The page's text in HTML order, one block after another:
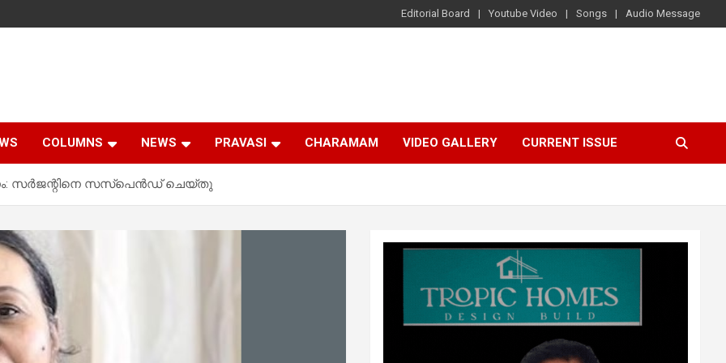
Editorial Board Youtube Video Songs Audio Message
COLUMNS NEWS PRAVASI CHARAMAM VIDEO GALLERY CURRENT ISSUE
സര്‍ജന്റിനെ സസ്‌പെന്‍ഡ് ചെയ്തു